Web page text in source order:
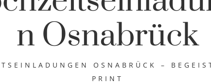
n Osnabrück
OSNABRÜCK –
PRINT